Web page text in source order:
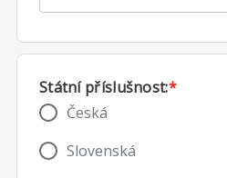
Státní příslušnost:*
Česká
Slovenská